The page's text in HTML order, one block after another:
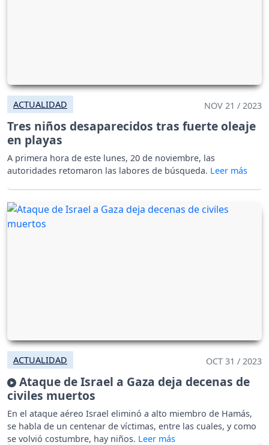
ACTUALIDAD NOV 21 / 2023
Tres niños desaparecidos tras fuerte oleaje
en playas
A primera hora de este lunes, 20 de noviembre, las
autoridades retomaron las labores de búsqueda.
ACTUALIDAD OCT 31 / 2023
Ataque de Israel a Gaza deja decenas de
civiles muertos
En el ataque aéreo Israel eliminó a alto miembro de Hamás,
se habla de un centenar de víctimas, entre las cuales, y como
se volvió costumbre, hay niños.